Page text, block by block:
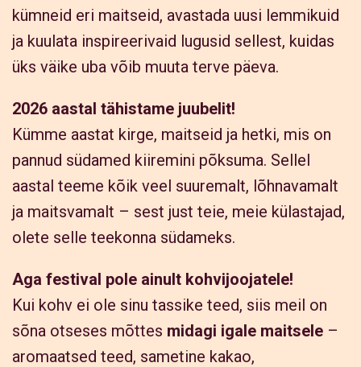
kümneid eri maitseid, avastada uusi lemmikuid
ja kuulata inspireerivaid lugusid sellest, kuidas
üks väike uba võib muuta terve päeva.
2026 aastal tähistame juubelit!
Kümme aastat kirge, maitseid ja hetki, mis on
pannud südamed kiiremini põksuma. Sellel
aastal teeme kõik veel suuremalt, lõhnavamalt
ja maitsvamalt – sest just teie, meie külastajad,
olete selle teekonna südameks.
Aga festival pole ainult kohvijoojatele!
Kui kohv ei ole sinu tassike teed, siis meil on
sõna otseses mõttes midagi igale maitsele –
aromaatsed teed, sametine kakao,